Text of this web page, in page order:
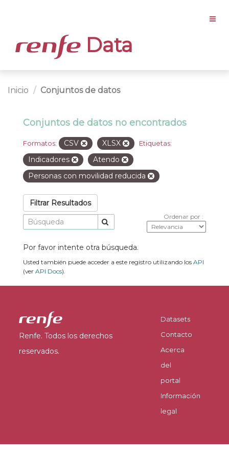
Data
Inicio Conjuntos de datos
Conjuntos de datos no encontrados
Formatos: CSV XLSX Etiquetas:
Indicadores
Atendo
Personas con movilidad reducida
Filtrar Resultados
Ordenar por
Por favor intente otra búsqueda.
Usted también puede acceder a este registro utilizando los API
(ver API Docs).
Renfe. Todos los derechos
reservados.
Datasets
Contacto
Acerca
del
portal
Información
legal